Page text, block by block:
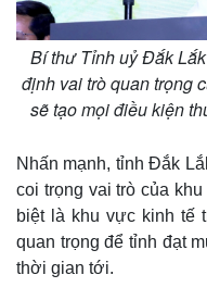
Pháp luật
Bí thư Tỉnh uỷ Đắk
định vai trò quan trọng
sẽ tạo mọi điều kiện
Nhấn mạnh, tỉnh Đắk
coi trọng vai trò của
biệt là khu vực kinh tế
quan trọng để tỉnh đạt
thời gian tới.